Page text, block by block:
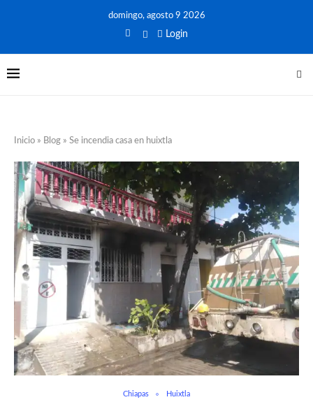
domingo, agosto 9 2026
Login
Inicio » Blog » Se incendia casa en huixtla
Chiapas Huixtla